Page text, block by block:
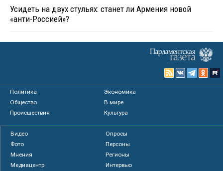
Усидеть на двух стульях: станет ли Армения новой
«анти-Россией»?
Политика
Экономика
Общество
В мире
Происшествия
Культура
Видео
Опросы
Фото
Персоны
Мнения
Регионы
Медиацентр
Интервью